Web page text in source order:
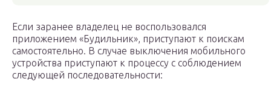
Если заранее владелец не воспользовался
приложением «Будильник», приступают к поискам
самостоятельно. В случае выключения мобильного
устройства приступают к процессу с соблюдением
следующей последовательности: